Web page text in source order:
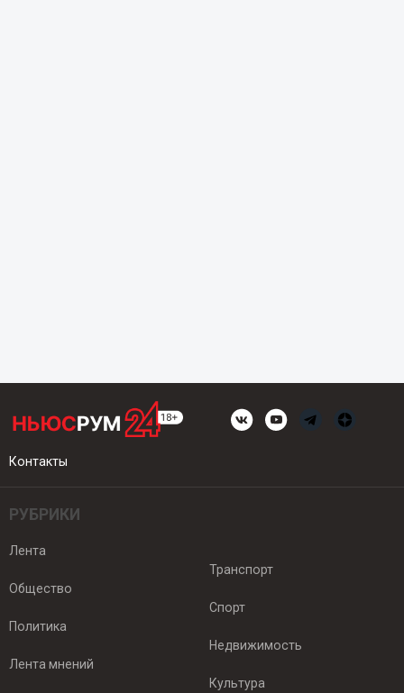
Контакты
РУБРИКИ
Лента
Общество
Политика
Лента мнений
Транспорт
Спорт
Недвижимость
Культура